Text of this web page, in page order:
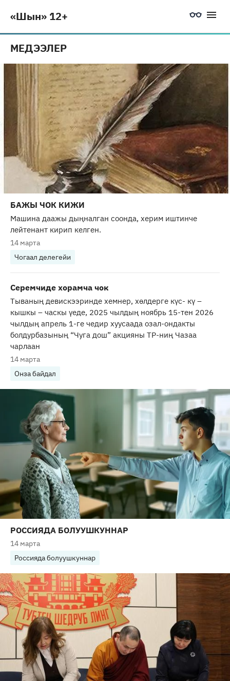
«Шын» 12+
МЕДЭЭЛЕР
БАЖЫ ЧОК КИЖИ
Машина даажы дыңналган соонда, херим иштинче
лейтенант кирип келген.
14 марта
Чогаал делегейи
Серемчиде хорамча чок
Тываның девискээринде хемнер, хөлдерге күс- кү –
кышкы – часкы үеде, 2025 чылдың ноябрь 15-тен 2026
чылдың апрель 1-ге чедир хуусаада озал-ондакты
болдурбазының “Чуга дош” акцияны ТР-ниң Чазаа
чарлаан
14 марта
Онза байдал
РОССИЯДА БОЛУУШКУННАР
14 марта
Россияда болуушкуннар